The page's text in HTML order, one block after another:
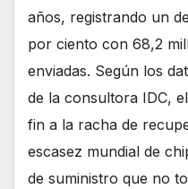
años, registrando un
por ciento con 68,2
enviadas. Según los
de la consultora IDC,
fin a la racha de
escasez mundial de
de suministro que no